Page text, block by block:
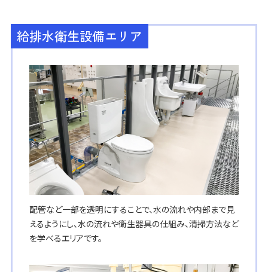
給排水衛生設備エリア
配管など一部を透明にすることで、水の流れや内部まで見
えるようにし、水の流れや衛生器具の仕組み、清掃方法など
を学べるエリアです。